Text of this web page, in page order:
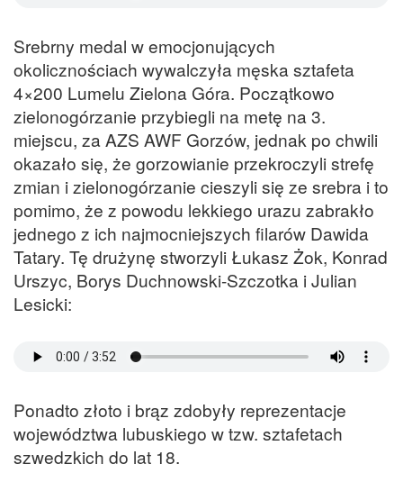
Srebrny medal w emocjonujących
okolicznościach wywalczyła męska sztafeta
4×200 Lumelu Zielona Góra. Początkowo
zielonogórzanie przybiegli na metę na 3.
miejscu, za AZS AWF Gorzów, jednak po chwili
okazało się, że gorzowianie przekroczyli strefę
zmian i zielonogórzanie cieszyli się ze srebra i to
pomimo, że z powodu lekkiego urazu zabrakło
jednego z ich najmocniejszych filarów Dawida
Tatary. Tę drużynę stworzyli Łukasz Żok, Konrad
Urszyc, Borys Duchnowski-Szczotka i Julian
Lesicki:
Ponadto złoto i brąz zdobyły reprezentacje
województwa lubuskiego w tzw. sztafetach
szwedzkich do lat 18.